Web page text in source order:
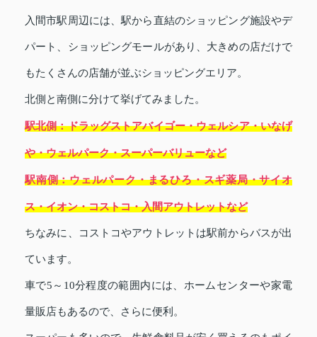
入間市駅周辺には、駅から直結のショッピング施設やデ
パート、ショッピングモールがあり、大きめの店だけで
もたくさんの店舗が並ぶショッピングエリア。
北側と南側に分けて挙げてみました。
駅北側：ドラッグストアバイゴー・ウェルシア・いなげ
や・ウェルパーク・スーパーバリューなど
駅南側：ウェルパーク・まるひろ・スギ薬局・サイオ
ス・イオン・コストコ・入間アウトレットなど
ちなみに、コストコやアウトレットは駅前からバスが出
ています。
車で5～10分程度の範囲内には、ホームセンターや家電
量販店もあるので、さらに便利。